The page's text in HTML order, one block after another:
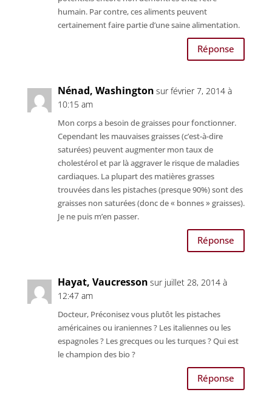
humain. Par contre, ces aliments peuvent
certainement faire partie d’une saine alimentation.
Réponse
Nénad, Washington sur février 7, 2014 à
10:15 am
Mon corps a besoin de graisses pour fonctionner.
Cependant les mauvaises graisses (c’est-à-dire
saturées) peuvent augmenter mon taux de
cholestérol et par là aggraver le risque de maladies
cardiaques. La plupart des matières grasses
trouvées dans les pistaches (presque 90%) sont des
graisses non saturées (donc de « bonnes » graisses).
Je ne puis m’en passer.
Réponse
Hayat, Vaucresson sur juillet 28, 2014 à
12:47 am
Docteur, Préconisez vous plutôt les pistaches
américaines ou iraniennes ? Les italiennes ou les
espagnoles ? Les grecques ou les turques ? Qui est
le champion des bio ?
Réponse